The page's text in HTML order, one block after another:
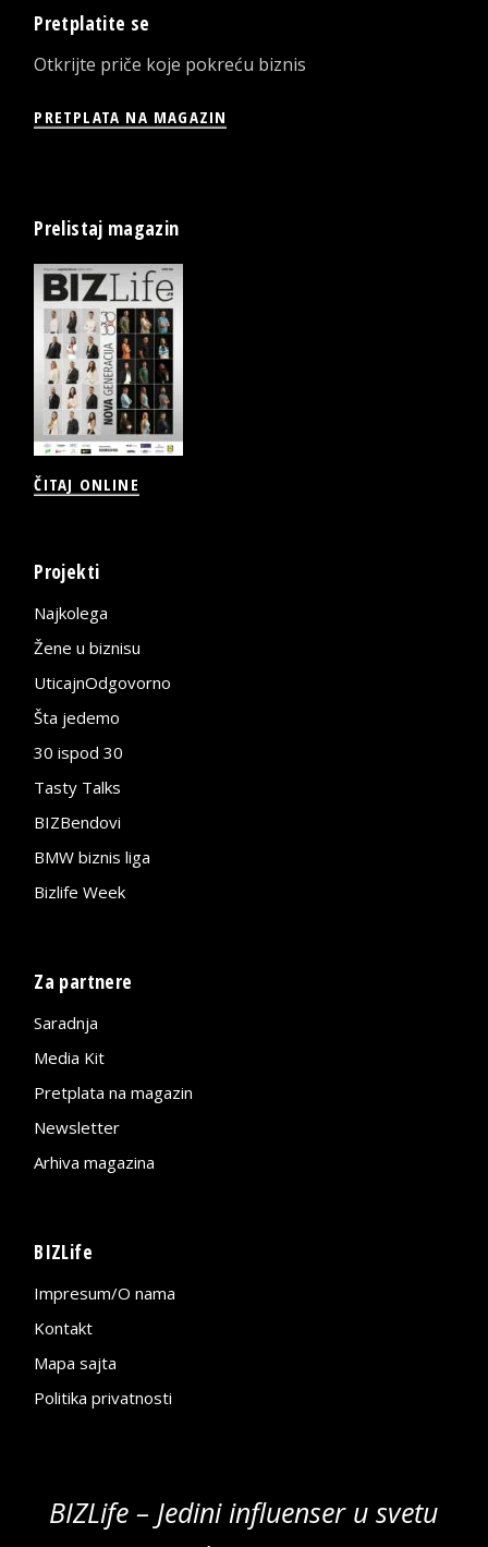
Pretplatite se
Otkrijte priče koje pokreću biznis
PRETPLATA NA MAGAZIN
Prelistaj magazin
ČITAJ ONLINE
Projekti
Najkolega
Žene u biznisu
UticajnOdgovorno
Šta jedemo
30 ispod 30
Tasty Talks
BIZBendovi
BMW biznis liga
Bizlife Week
Za partnere
Saradnja
Media Kit
Pretplata na magazin
Newsletter
Arhiva magazina
BIZLife
Impresum/O nama
Kontakt
Mapa sajta
Politika privatnosti
BIZLife – Jedini influenser u svetu